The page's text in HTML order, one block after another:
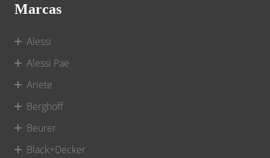
Marcas
Alessi
Alessi Pae
Ariete
Berghoff
Beurer
Black+Decker